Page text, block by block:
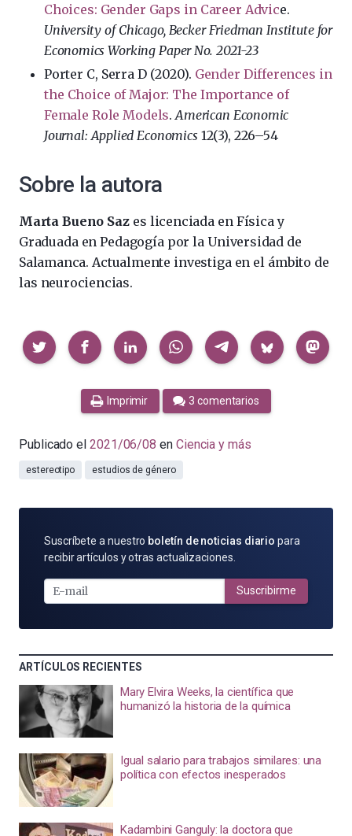
Choices: Gender Gaps in Career Advice.
University of Chicago, Becker Friedman Institute for
Economics Working Paper No. 2021-23
Porter C, Serra D (2020). Gender Differences in
the Choice of Major: The Importance of
Female Role Models.American Economic
Journal: Applied Economics 12(3), 226–54
Sobre la autora
Marta Bueno Sazes licenciada en Física y
Graduada en Pedagogía por la Universidad de
Salamanca. Actualmente investiga en el ámbito de
las neurociencias.
Compartir
Imprimir 3 comentarios
Publicado el 2021/06/08 en Ciencia y más
estereotipo estudios de género
SUSCRÍBETE
POR
MAIL
Suscríbete a nuestro boletín de noticias diario para
recibir artículos y otras actualizaciones.
Suscribirme
ARTÍCULOS RECIENTES
Mary Elvira Weeks, la científica que
humanizó la historia de la química
Igual salario para trabajos similares: una
política con efectos inesperados
Kadambini Ganguly: la doctora que